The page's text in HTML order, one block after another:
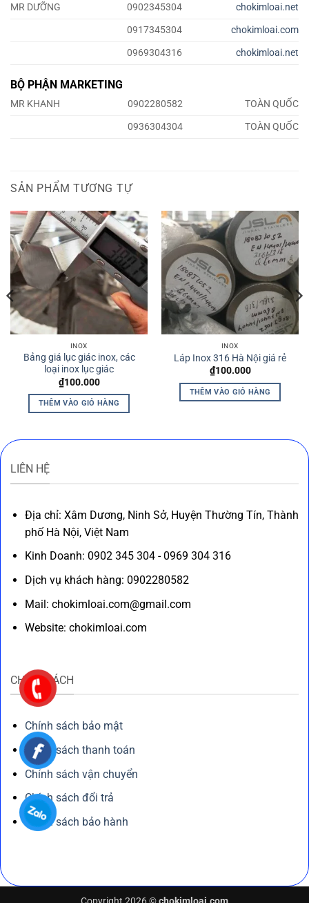
MR DƯỠNG
0902345304
chokimloai.net
0917345304
chokimloai.com
0969304316
chokimloai.net
BỘ PHẬN MARKETING
MR KHANH 0902280582
TOÀN QUỐC
0936304304
TOÀN QUỐC
SẢN PHẨM TƯƠNG TỰ
INOX
Bảng giá lục giác inox, các
loại inox lục giác
₫100.000
THÊM VÀO GIỎ HÀNG
INOX
Láp Inox 316 Hà Nội giá rẻ
₫100.000
THÊM VÀO GIỎ HÀNG
LIÊN HỆ
Địa chỉ: Xâm Dương, Ninh Sở, Huyện Thường Tín, Thành
phố Hà Nội, Việt Nam
Kinh Doanh: 0902 345 304 - 0969 304 316
Dịch vụ khách hàng: 0902280582
Mail: chokimloai.com@gmail.com
Website: chokimloai.com
CHÍNH SÁCH
Chính sách bảo mật
Chính sách thanh toán
Chính sách vận chuyển
Chính sách đổi trả
Chính sách bảo hành